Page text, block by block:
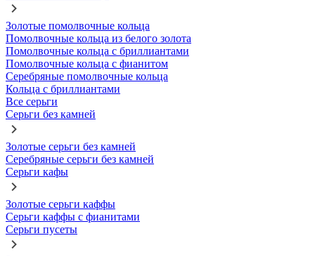
Золотые помолвочные кольца
Помолвочные кольца из белого золота
Помолвочные кольца с бриллиантами
Помолвочные кольца с фианитом
Серебряные помолвочные кольца
Кольца с бриллиантами
Все серьги
Серьги без камней
Золотые серьги без камней
Серебряные серьги без камней
Серьги кафы
Золотые серьги каффы
Серьги каффы с фианитами
Серьги пусеты